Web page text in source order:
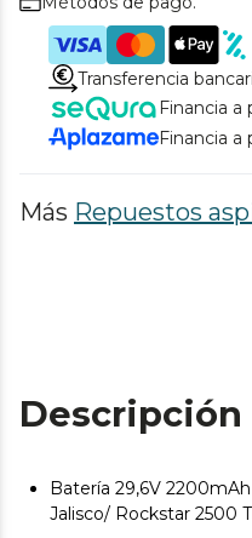
Transferencia
Financia a
Financia a
Más Repuestos
Descripción
Batería 29,6V
Jalisco/ Rockstar 2500